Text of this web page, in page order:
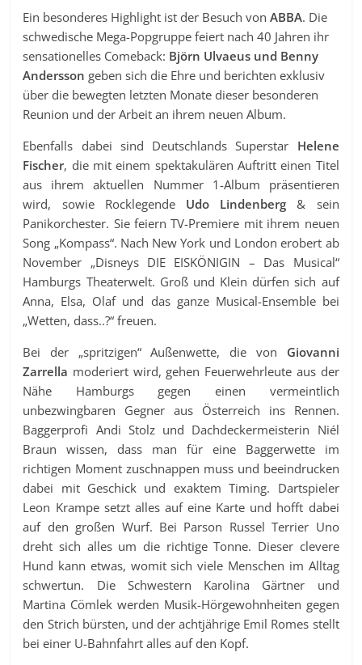
Ein besonderes Highlight ist der Besuch vonABBA. Die
schwedische Mega-Popgruppe feiert nach 40 Jahren ihr
sensationelles Comeback: Björn Ulvaeus und Benny
Andersson geben sich die Ehre und berichten exklusiv
über die bewegten letzten Monate dieser besonderen
Reunion und der Arbeit an ihrem neuen Album.
Ebenfalls dabei sind Deutschlands Superstar Helene
Fischer, die mit einem spektakulären Auftritt einen Titel
aus ihrem aktuellen Nummer 1-Album präsentieren
wird, sowie Rocklegende Udo Lindenberg & sein
Panikorchester. Sie feiern TV-Premiere mit ihrem neuen
Song „Kompass“. Nach New York und London erobert ab
November „Disneys DIE EISKÖNIGIN – Das Musical“
Hamburgs Theaterwelt. Groß und Klein dürfen sich auf
Anna, Elsa, Olaf und das ganze Musical-Ensemble bei
„Wetten, dass..?“ freuen.
Bei der „spritzigen“ Außenwette, die von Giovanni
Zarrella moderiert wird, gehen Feuerwehrleute aus der
Nähe Hamburgs gegen einen vermeintlich
unbezwingbaren Gegner aus Österreich ins Rennen.
Baggerprofi Andi Stolz und Dachdeckermeisterin Niél
Braun wissen, dass man für eine Baggerwette im
richtigen Moment zuschnappen muss und beeindrucken
dabei mit Geschick und exaktem Timing. Dartspieler
Leon Krampe setzt alles auf eine Karte und hofft dabei
auf den großen Wurf. Bei Parson Russel Terrier Uno
dreht sich alles um die richtige Tonne. Dieser clevere
Hund kann etwas, womit sich viele Menschen im Alltag
schwertun. Die Schwestern Karolina Gärtner und
Martina Cömlek werden Musik-Hörgewohnheiten gegen
den Strich bürsten, und der achtjährige Emil Romes stellt
bei einer U-Bahnfahrt alles auf den Kopf.